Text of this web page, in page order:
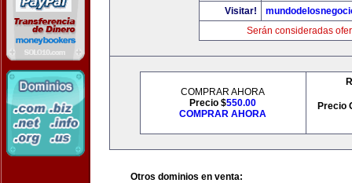
Visitar!
Serán consideradas
COMPRAR AHORA
Precio $550.00
COMPRAR AHORA
Precio
Otros dominios en venta: